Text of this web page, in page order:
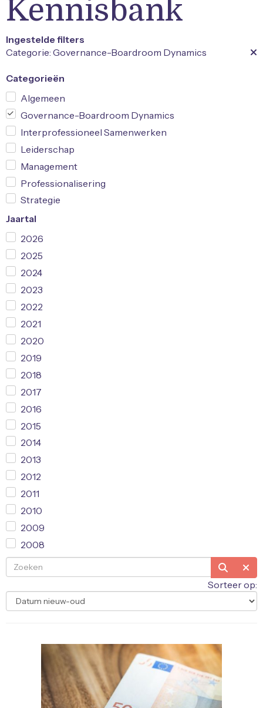
Kennisbank
Ingestelde filters
Categorie: Governance-Boardroom Dynamics
Categorieën
Algemeen
Governance-Boardroom Dynamics
Interprofessioneel Samenwerken
Leiderschap
Management
Professionalisering
Strategie
Jaartal
2026
2025
2024
2023
2022
2021
2020
2019
2018
2017
2016
2015
2014
2013
2012
2011
2010
2009
2008
Sorteer op: